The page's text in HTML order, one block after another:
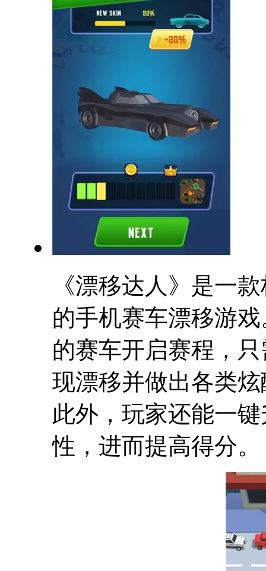
《漂移达人》是一
的手机赛车漂移游
的赛车开启赛程，
现漂移并做出各类
此外，玩家还能一
性，进而提高得分。